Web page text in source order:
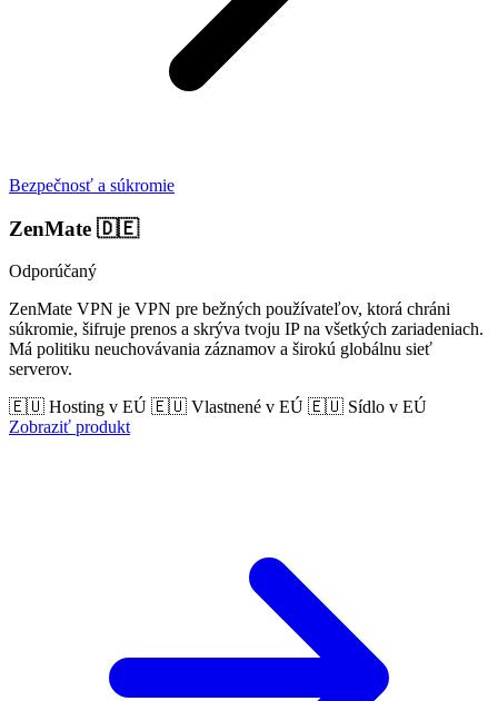
Bezpečnosť a súkromie
ZenMate 🇩🇪
Odporúčaný
ZenMate VPN je VPN pre bežných používateľov, ktorá chráni
súkromie, šifruje prenos a skrýva tvoju IP na všetkých zariadeniach.
Má politiku neuchovávania záznamov a širokú globálnu sieť
serverov.
🇪🇺 Hosting v EÚ 🇪🇺 Vlastnené v EÚ 🇪🇺 Sídlo v EÚ
Zobraziť produkt